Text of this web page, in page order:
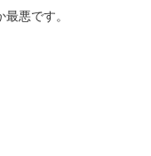
悪です。